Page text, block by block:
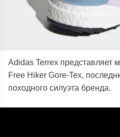
Adidas Terrex представляет
Free Hiker Gore-Tex,
походного силуэта бренда.